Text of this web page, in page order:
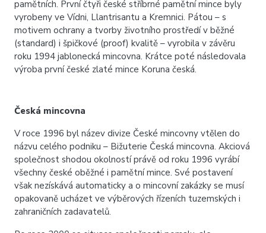
pamětních. První čtyři české stříbrné pamětní mince byly
vyrobeny ve Vídni, Llantrisantu a Kremnici. Pátou – s
motivem ochrany a tvorby životního prostředí v běžné
(standard) i špičkové (proof) kvalitě – vyrobila v závěru
roku 1994 jablonecká mincovna. Krátce poté následovala
výroba první české zlaté mince Koruna česká.
Česká mincovna
V roce 1996 byl název divize České mincovny vtělen do
názvu celého podniku – Bižuterie Česká mincovna. Akciová
společnost shodou okolností právě od roku 1996 vyrábí
všechny české oběžné i pamětní mince. Své postavení
však nezískává automaticky a o mincovní zakázky se musí
opakovaně ucházet ve výběrových řízeních tuzemských i
zahraničních zadavatelů.